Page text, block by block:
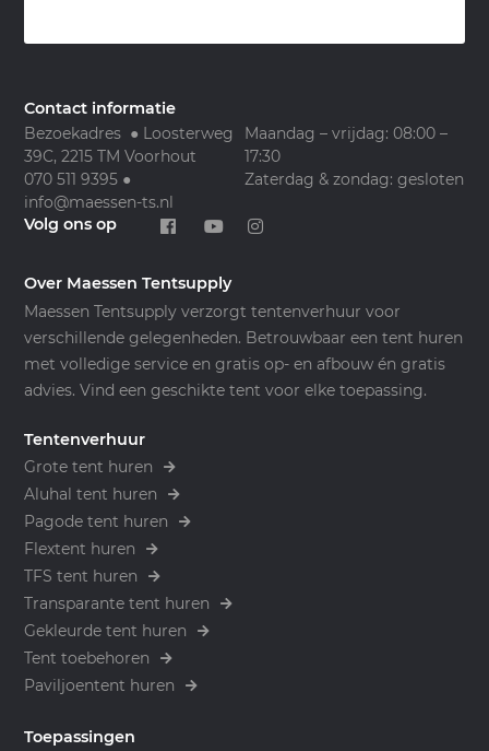
Contact informatie
Bezoekadres ● Loosterweg
39C, 2215 TM Voorhout
070 511 9395 ●
info@maessen-ts.nl
Maandag – vrijdag: 08:00 –
17:30
Zaterdag & zondag: gesloten
Volg ons op
Over Maessen Tentsupply
Maessen Tentsupply verzorgt tentenverhuur voor
verschillende gelegenheden. Betrouwbaar een tent huren
met volledige service en gratis op- en afbouw én gratis
advies. Vind een geschikte tent voor elke toepassing.
Tentenverhuur
Grote tent huren
Aluhal tent huren
Pagode tent huren
Flextent huren
TFS tent huren
Transparante tent huren
Gekleurde tent huren
Tent toebehoren
Paviljoentent huren
Toepassingen